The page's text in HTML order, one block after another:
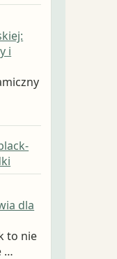
i
dla
to nie
…